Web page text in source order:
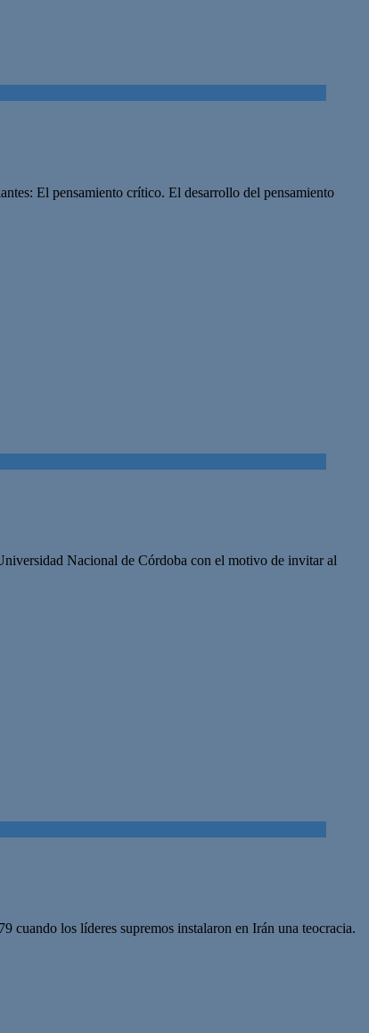
El pensamiento crítico. El desarrollo del pensamiento
Nacional de Córdoba con el motivo de invitar al
cuando los líderes supremos instalaron en Irán una teocracia.